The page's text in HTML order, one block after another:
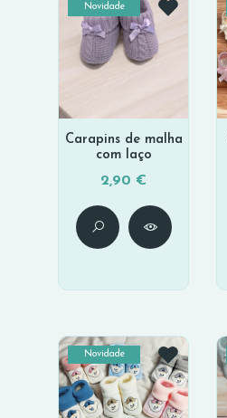
Novidade
Carapins de malha
com laço
2,90 €
Novidade